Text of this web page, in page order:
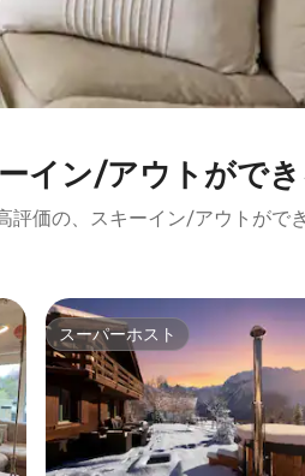
イン/アウトがで
評価の、スキーイン/アウトがで
スーパーホスト
スーパーホスト